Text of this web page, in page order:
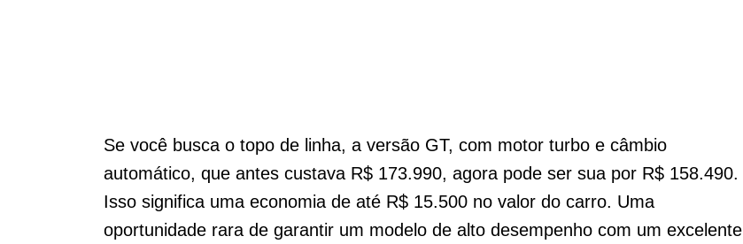
Se você busca o topo de linha, a versão GT, com motor turbo e câmbio
automático, que antes custava R$ 173.990, agora pode ser sua por R$ 158.490.
Isso significa uma economia de até R$ 15.500 no valor do carro. Uma
oportunidade rara de garantir um modelo de alto desempenho com um excelente